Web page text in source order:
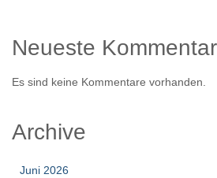
Neueste
Es sind keine Kommentare vorhanden.
Archive
Juni 2026